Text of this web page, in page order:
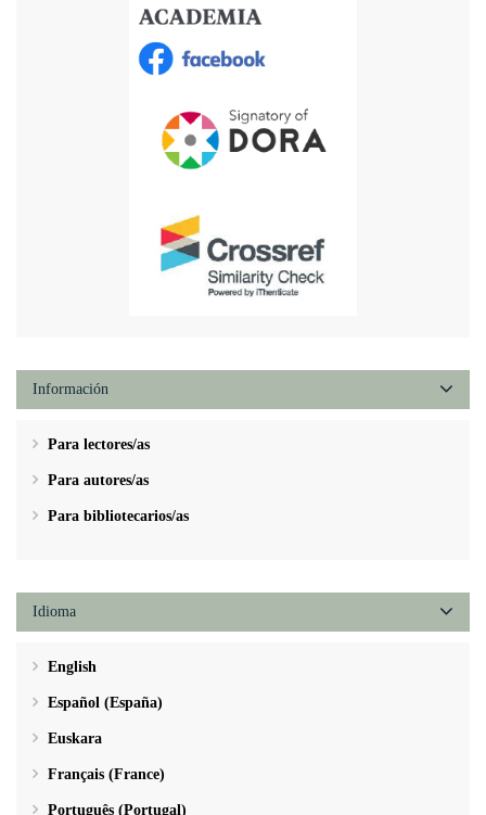
Información
Para lectores/as
Para autores/as
Para bibliotecarios/as
Idioma
English
Español (España)
Euskara
Français (France)
Português (Portugal)